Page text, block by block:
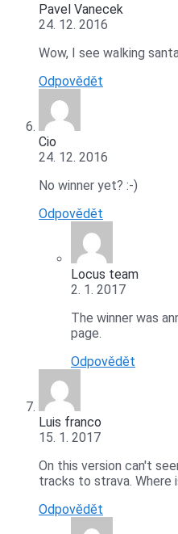
Pavel Vanecek
24. 12. 2016
Wow, I see walking
Odpovědět
Cio
24. 12. 2016
No winner yet? :-)
Odpovědět
Locus team
2. 1. 2017
The winner was
page.
Odpovědět
Luis franco
15. 1. 2017
On this version can't
tracks to strava. Where
Odpovědět